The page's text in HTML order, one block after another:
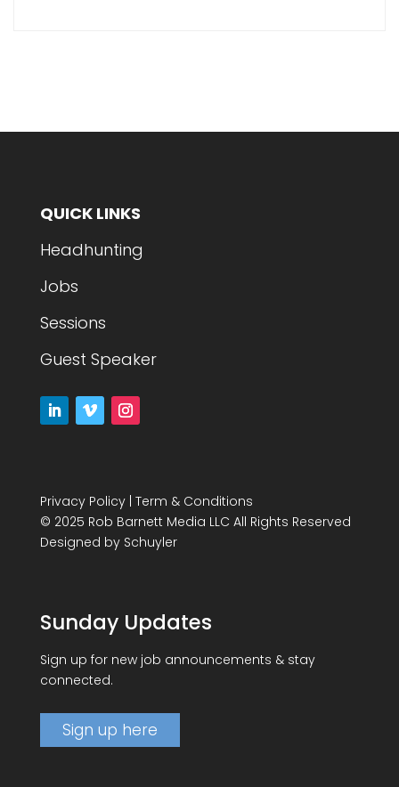
QUICK LINKS
Headhunting
Jobs
Sessions
Guest Speaker
Privacy Policy| Term & Conditions
© 2025 Rob Barnett Media LLC All Rights Reserved
Designed by Schuyler
Sunday Updates
Sign up for new job announcements & stay
connected.
Sign up here